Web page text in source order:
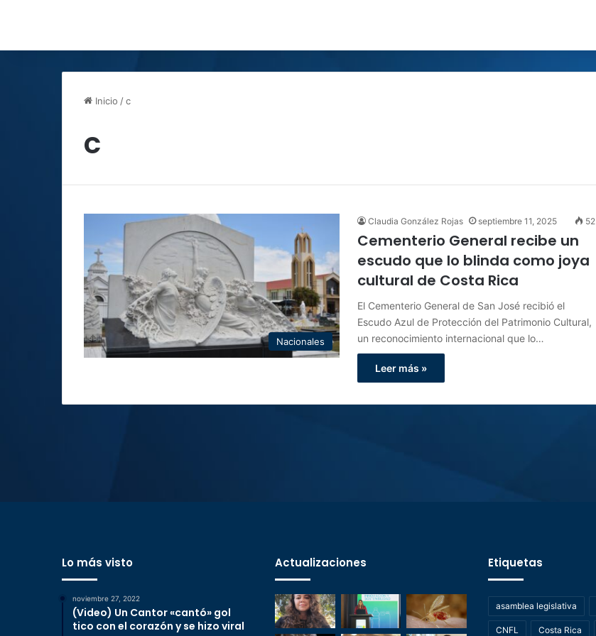
Inicio /c
c
Nacionales
Claudia González Rojas septiembre 11, 2025 52
Cementerio General recibe un
escudo que lo blinda como joya
cultural de Costa Rica
El Cementerio General de San José recibió el
Escudo Azul de Protección del Patrimonio Cultural,
un reconocimiento internacional que lo…
Leer más »
Lo más visto
noviembre 27, 2022
(Video) Un Cantor «cantó» gol
tico con el corazón y se hizo viral
Actualizaciones Etiquetas
asamblea legislativa
CNFL Costa Rica